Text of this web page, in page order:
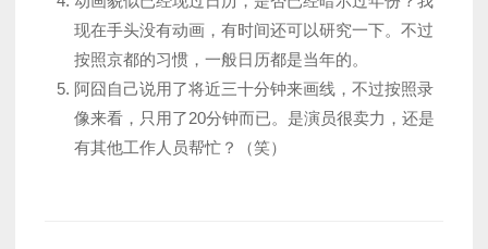
现在手头没有动画，有时间还可以研究一下。不过
按照京都的习惯，一般日历都是当年的。
阿囧自己说用了将近三十分钟来画线，不过按照录
像来看，只用了20分钟而已。是演员很卖力，还是
有其他工作人员帮忙？（笑）